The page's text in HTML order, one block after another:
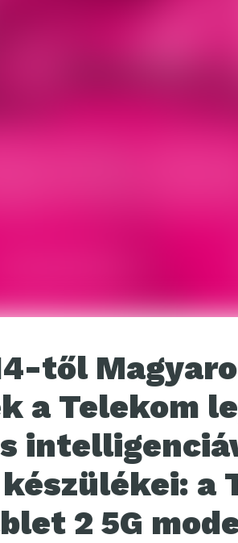
től
a Telekom
a
2 5G